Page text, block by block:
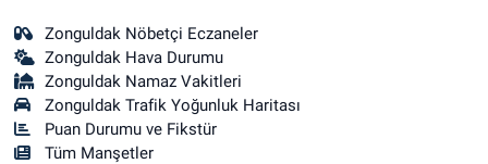
Zonguldak Nöbetçi Eczaneler
Zonguldak Hava Durumu
Zonguldak Namaz Vakitleri
Zonguldak Trafik Yoğunluk Haritası
Puan Durumu ve Fikstür
Tüm Manşetler